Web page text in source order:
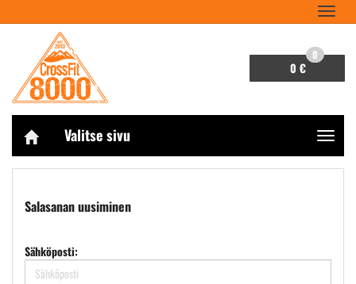
0 €
0
Valitse sivu
Salasanan uusiminen
Sähköposti: